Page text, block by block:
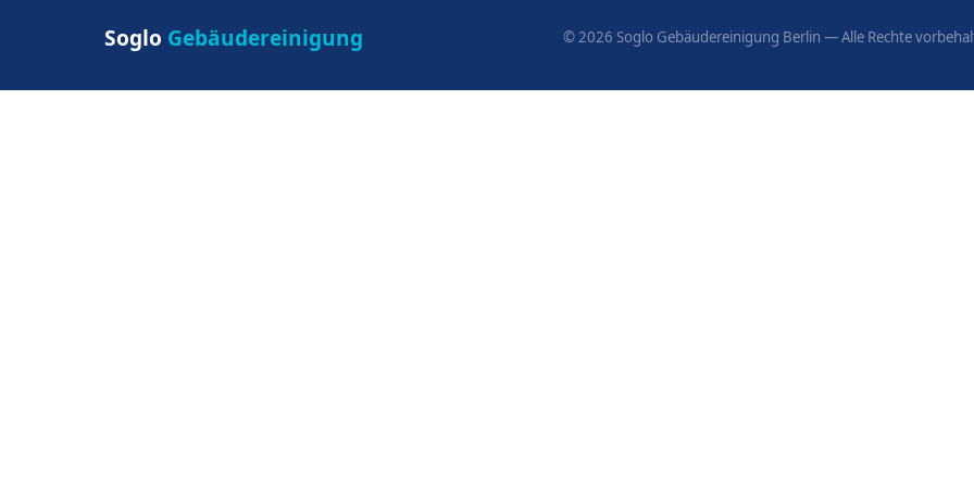
Soglo Gebäudereinigung ©2026 Soglo Gebäudereinigung Berlin — Alle Rechte